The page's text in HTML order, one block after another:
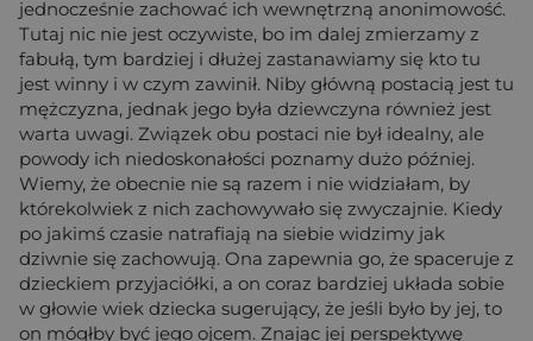
jednocześnie zachować ich wewnętrzną anonimowość.
Tutaj nic nie jest oczywiste, bo im dalej zmierzamy z
fabułą, tym bardziej i dłużej zastanawiamy się kto tu
jest winny i w czym zawinił. Niby główną postacią jest tu
mężczyzna, jednak jego była dziewczyna również jest
warta uwagi. Związek obu postaci nie był idealny, ale
powody ich niedoskonałości poznamy dużo później.
Wiemy, że obecnie nie są razem i nie widziałam, by
którekolwiek z nich zachowywało się zwyczajnie. Kiedy
po jakimś czasie natrafiają na siebie widzimy jak
dziwnie się zachowują. Ona zapewnia go, że spaceruje z
dzieckiem przyjaciółki, a on coraz bardziej układa sobie
w głowie wiek dziecka sugerujący, że jeśli było by jej, to
on mógłby być jego ojcem. Znając jej perspektywę